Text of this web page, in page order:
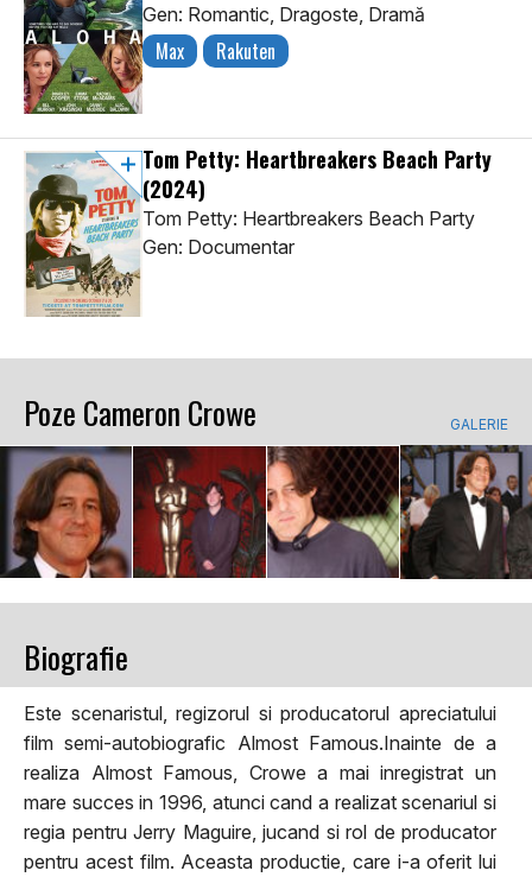
Gen: Romantic, Dragoste, Dramă
Max Rakuten
Tom Petty: Heartbreakers Beach Party
(2024)
Tom Petty: Heartbreakers Beach Party
Gen: Documentar
Poze Cameron Crowe GALERIE
Biografie
Este scenaristul, regizorul si producatorul apreciatului
film semi-autobiografic Almost Famous.Inainte de a
realiza Almost Famous, Crowe a mai inregistrat un
mare succes in 1996, atunci cand a realizat scenariul si
regia pentru Jerry Maguire, jucand si rol de producator
pentru acest film. Aceasta productie, care i-a oferit lui